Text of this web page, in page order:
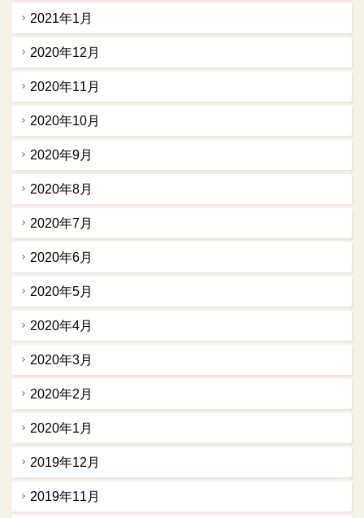
2021年1月
2020年12月
2020年11月
2020年10月
2020年9月
2020年8月
2020年7月
2020年6月
2020年5月
2020年4月
2020年3月
2020年2月
2020年1月
2019年12月
2019年11月